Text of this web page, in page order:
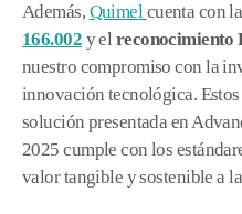
Además, Quimelcuenta con la
166.002 y elreconocimiento
nuestro compromiso con la
innovación tecnológica.
solución presentada en
2025 cumple con los
valor tangible y sostenible a